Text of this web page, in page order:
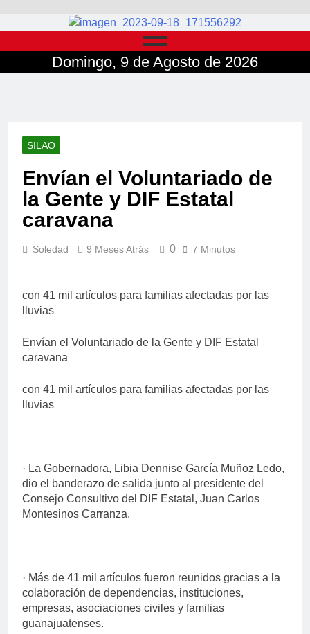
Domingo, 9 de Agosto de 2026
SILAO
Envían el Voluntariado de
la Gente y DIF Estatal
caravana
Soledad 9 Meses Atrás 0 7 Minutos
con 41 mil artículos para familias afectadas por las
lluvias
Envían el Voluntariado de la Gente y DIF Estatal
caravana
con 41 mil artículos para familias afectadas por las
lluvias
· La Gobernadora, Libia Dennise García Muñoz Ledo,
dio el banderazo de salida junto al presidente del
Consejo Consultivo del DIF Estatal, Juan Carlos
Montesinos Carranza.
· Más de 41 mil artículos fueron reunidos gracias a la
colaboración de dependencias, instituciones,
empresas, asociaciones civiles y familias
guanajuatenses.